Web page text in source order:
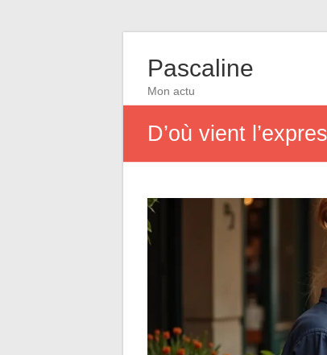
Pascaline
Mon actu
D’où vient